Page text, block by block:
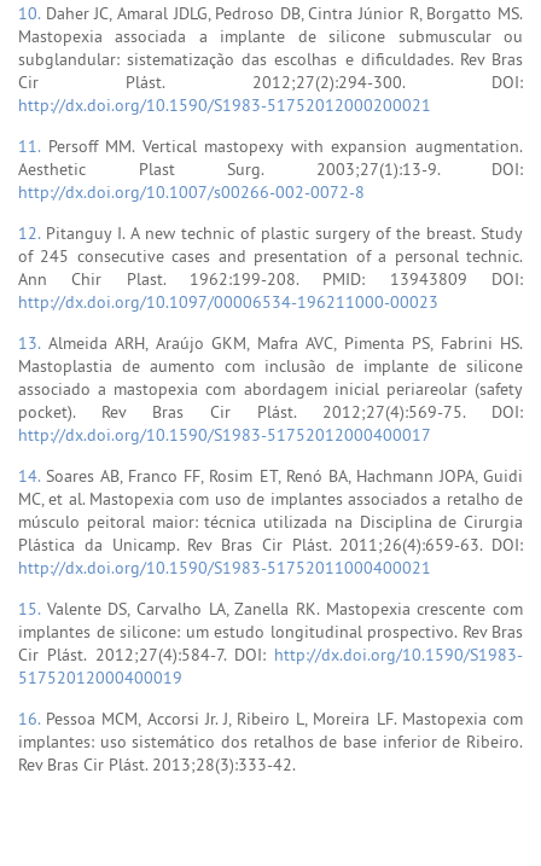
10. Daher JC, Amaral JDLG, Pedroso DB, Cintra Júnior R, Borgatto MS.
Mastopexia associada a implante de silicone submuscular ou
subglandular: sistematização das escolhas e dificuldades. Rev Bras
Cir Plást. 2012;27(2):294-300. DOI:
http://dx.doi.org/10.1590/S1983-51752012000200021
11. Persoff MM. Vertical mastopexy with expansion augmentation.
Aesthetic Plast Surg. 2003;27(1):13-9. DOI:
http://dx.doi.org/10.1007/s00266-002-0072-8
12. Pitanguy I. A new technic of plastic surgery of the breast. Study
of 245 consecutive cases and presentation of a personal technic.
Ann Chir Plast. 1962:199-208. PMID: 13943809 DOI:
http://dx.doi.org/10.1097/00006534-196211000-00023
13. Almeida ARH, Araújo GKM, Mafra AVC, Pimenta PS, Fabrini HS.
Mastoplastia de aumento com inclusão de implante de silicone
associado a mastopexia com abordagem inicial periareolar (safety
pocket). Rev Bras Cir Plást. 2012;27(4):569-75. DOI:
http://dx.doi.org/10.1590/S1983-51752012000400017
14.Soares AB, Franco FF, Rosim ET, Renó BA, Hachmann JOPA, Guidi
MC, et al. Mastopexia com uso de implantes associados a retalho de
músculo peitoral maior: técnica utilizada na Disciplina de Cirurgia
Plástica da Unicamp. Rev Bras Cir Plást. 2011;26(4):659-63. DOI:
http://dx.doi.org/10.1590/S1983-51752011000400021
15. Valente DS, Carvalho LA, Zanella RK. Mastopexia crescente com
implantes de silicone: um estudo longitudinal prospectivo. Rev Bras
Cir Plást. 2012;27(4):584-7. DOI: http://dx.doi.org/10.1590/S1983-
51752012000400019
16. Pessoa MCM, Accorsi Jr. J, Ribeiro L, Moreira LF. Mastopexia com
implantes: uso sistemático dos retalhos de base inferior de Ribeiro.
Rev Bras Cir Plást. 2013;28(3):333-42.